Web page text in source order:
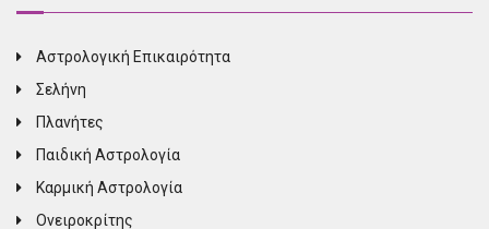
Αστρολογική Επικαιρότητα
Σελήνη
Πλανήτες
Παιδική Αστρολογία
Καρμική Αστρολογία
Ονειροκρίτης